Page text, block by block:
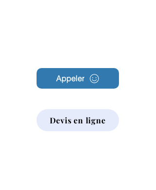
Appeler
Devis en ligne